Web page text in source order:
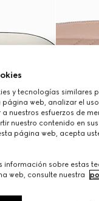
y tecnologías similares
web, analizar el
nuestros esfuerzos de
nuestro contenido en
página web, acepta
información sobre estas
web, consulte nuestra